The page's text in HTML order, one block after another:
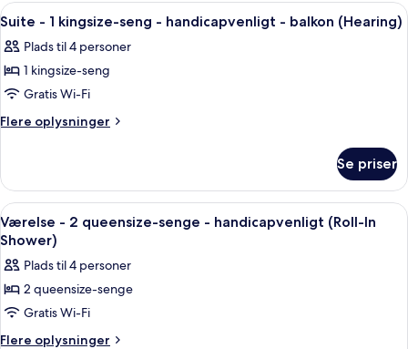
handicapvenligt
(Hearing)
kingsize-
-
handicapvenligt
Indlæs
alle
billeder
af
Suite
-
seng
handicapvenligt
-
balkon
(Hearing)
Et hotelværelse med fjernsyn, en
5
Suite - 1 kingsize-seng - handicapvenligt - balkon (Hearing)
Plads til 4 personer
1 kingsize-seng
Gratis Wi-Fi
Flere oplysninger
Flere
-
kingsize-
seng
handicapvenligt
-
balkon
(Hearing)
Se priser
Indlæs
alle
billeder
af
Værelse
-
2
Et hotelværelse med et
4
Værelse - 2 queensize-senge - handicapvenligt (Roll-In
Shower)
Plads til 4 personer
2 queensize-senge
Gratis Wi-Fi
Flere oplysninger
Flere